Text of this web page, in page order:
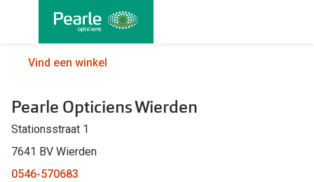
Alle brillen
Herenbrillen
Kinderbrillen
Soorten brillen
Vind een winkel
Pearle Opticiens Wierden
Stationsstraat 1
7641 BV Wierden
0546-570683